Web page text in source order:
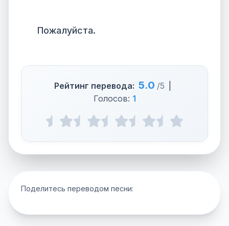
Пожалуйста.
Рейтинг перевода: 5.0 /5
Голосов: 1
Поделитесь переводом песни: